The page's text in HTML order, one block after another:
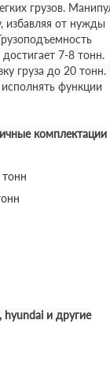
грузов.
избавляя от нужды
7-8 тонн.
груза до 20 тонн.
функции
комплектации
hyundai и другие